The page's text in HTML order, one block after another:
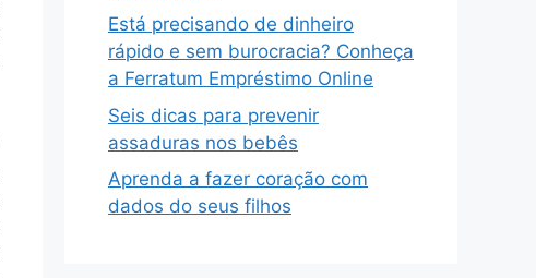
Está precisando de dinheiro
rápido e sem burocracia? Conheça
a Ferratum Empréstimo Online
Seis dicas para prevenir
assaduras nos bebês
Aprenda a fazer coração com
dados do seus filhos